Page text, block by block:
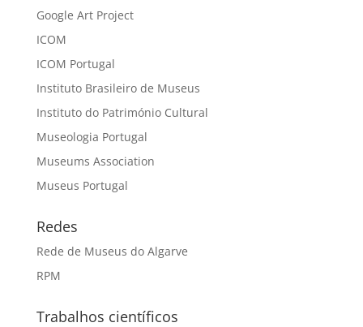
Google Art Project
ICOM
ICOM Portugal
Instituto Brasileiro de Museus
Instituto do Património Cultural
Museologia Portugal
Museums Association
Museus Portugal
Redes
Rede de Museus do Algarve
RPM
Trabalhos científicos